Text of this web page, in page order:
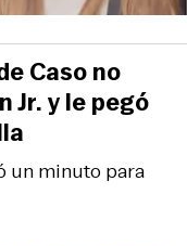
un minuto para
Caso no
Jr. y le pegó